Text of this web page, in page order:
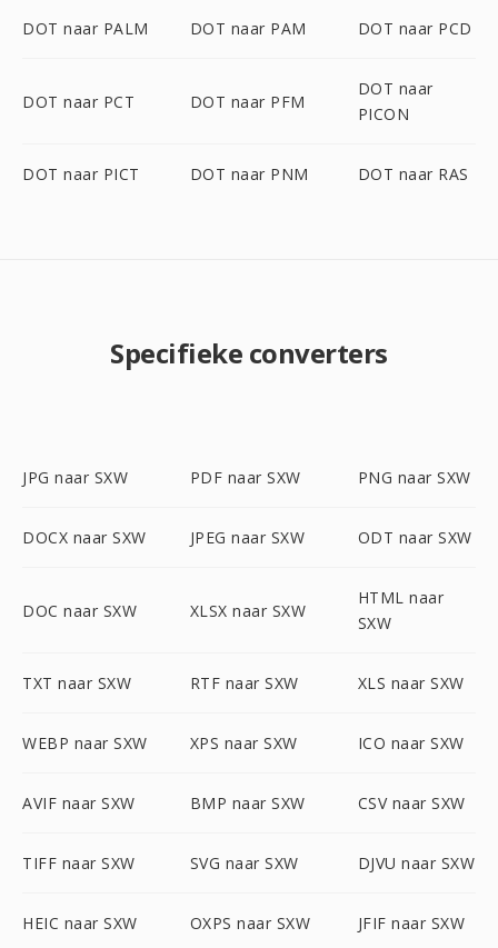
DOT naar PALM DOT naar PAM DOT naar PCD
DOT naar PCT DOT naar PFM
DOT naar
PICON
DOT naar PICT DOT naar PNM DOT naar RAS
Specifieke converters
JPG naar SXW PDF naar SXW PNG naar SXW
DOCX naar SXW JPEG naar SXW ODT naar SXW
DOC naar SXW XLSX naar SXW
HTML naar
SXW
TXT naar SXW RTF naar SXW XLS naar SXW
WEBP naar SXW XPS naar SXW ICO naar SXW
AVIF naar SXW BMP naar SXW CSV naar SXW
TIFF naar SXW SVG naar SXW DJVU naar SXW
HEIC naar SXW OXPS naar SXW JFIF naar SXW